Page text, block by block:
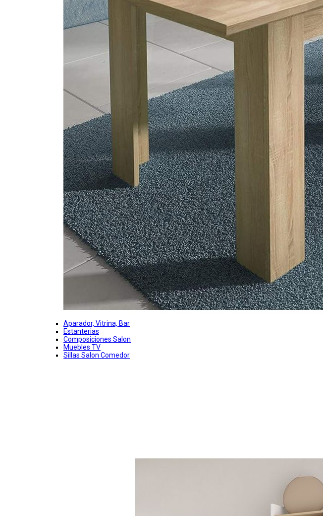
Aparador, Vitrina, Bar
Estanterias
Composiciones Salon
Muebles TV
Sillas Salon Comedor